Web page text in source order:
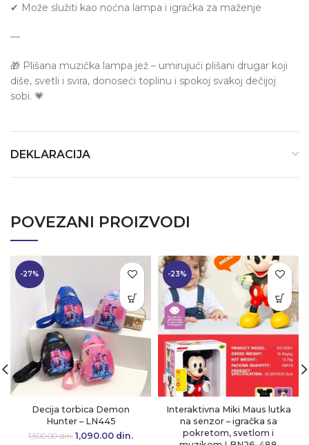
✔ Može služiti kao noćna lampa i igračka za maženje
—
🎁 Plišana muzička lampa jež – umirujući plišani drugar koji
diše, svetli i svira, donoseći toplinu i spokoj svakoj dečijoj
sobi. 💗
DEKLARACIJA
POVEZANI PROIZVODI
-27%
Decija torbica Demon
Hunter – LN445
1,500.00din.
Originalna cena
1,090.00 din.
-23%
Interaktivna Miki Maus lutka
na senzor – igračka sa
pokretom, svetlom i